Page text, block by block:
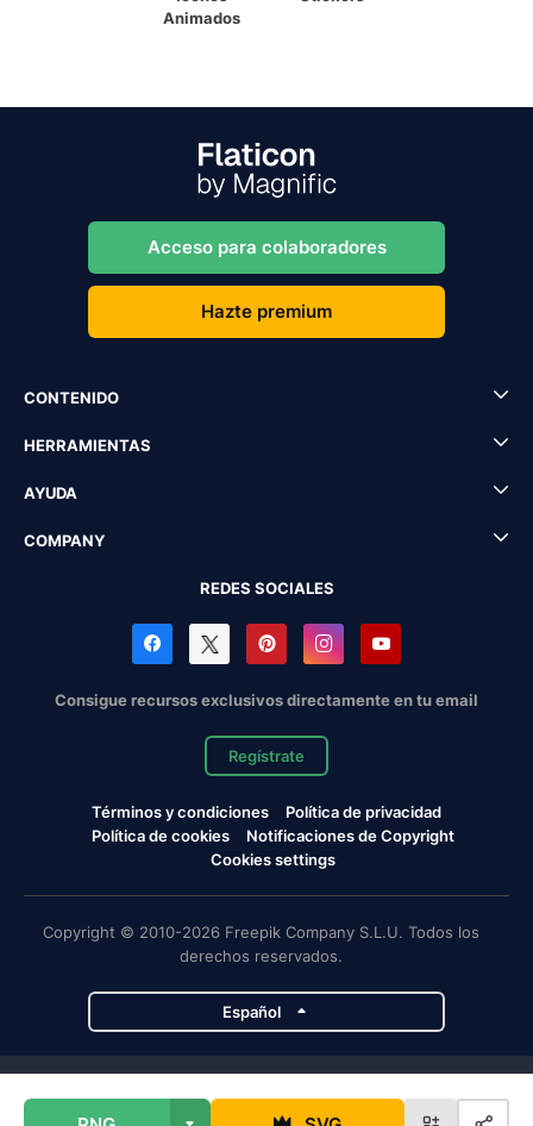
Animados
Acceso para colaboradores
Hazte premium
CONTENIDO
HERRAMIENTAS
AYUDA
COMPANY
REDES SOCIALES
Consigue recursos exclusivos directamente en tu email
Regístrate
Términos y condiciones
Política de privacidad
Política de cookies
Notificaciones de Copyright
Cookies settings
Copyright © 2010-2026 Freepik Company S.L.U. Todos los
derechos reservados.
Español